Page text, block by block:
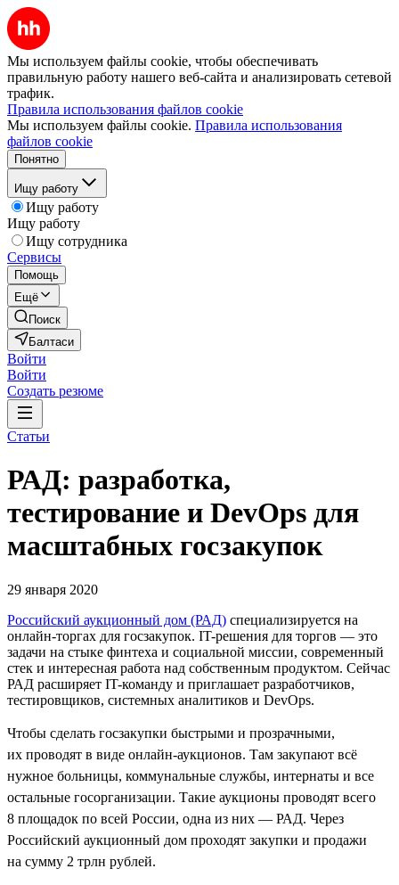
Мы используем файлы cookie, чтобы обеспечивать
правильную работу нашего веб-сайта и анализировать сетевой
трафик.
Правила использования файлов cookie
Мы используем файлы cookie. Правила использования
файлов cookie
Понятно
Ищу работу
Ищу работу
Ищу работу
Ищу сотрудника
Сервисы
Помощь
Ещё
Поиск
Балтаси
Войти
Войти
Создать резюме
Статьи
РАД: разработка,
тестирование и DevOps для
масштабных госзакупок
29 января 2020
Российский аукционный дом (РАД) специализируется на
онлайн-торгах для госзакупок. IT-решения для торгов — это
задачи на стыке финтеха и социальной миссии, современный
стек и интересная работа над собственным продуктом. Сейчас
РАД расширяет IT-команду и приглашает разработчиков,
тестировщиков, системных аналитиков и DevOps.
Чтобы сделать госзакупки быстрыми и прозрачными,
их проводят в виде онлайн-аукционов. Там закупают всё
нужное больницы, коммунальные службы, интернаты и все
остальные госорганизации. Такие аукционы проводят всего
8 площадок по всей России, одна из них — РАД. Через
Российский аукционный дом проходят закупки и продажи
на сумму 2 трлн рублей.